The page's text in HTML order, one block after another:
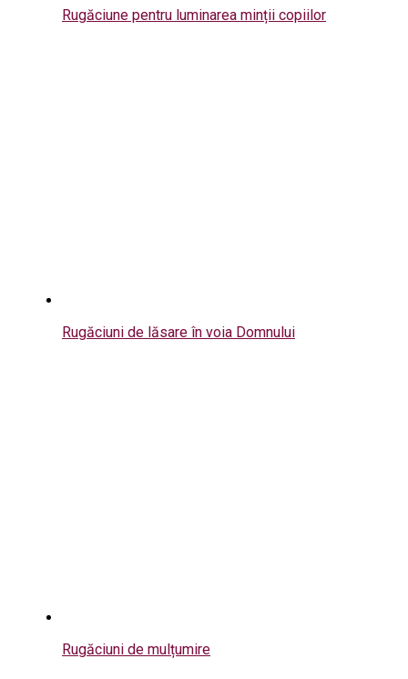
Rugăciune pentru luminarea minții copiilor
Rugăciuni de lăsare în voia Domnului
Rugăciuni de mulțumire